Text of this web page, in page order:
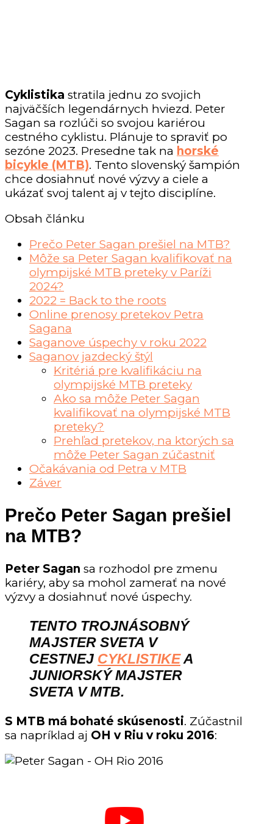
Cyklistika stratila jednu zo svojich
najväčších legendárnych hviezd. Peter
Sagan sa rozlúči so svojou kariérou
cestného cyklistu. Plánuje to spraviť po
sezóne 2023. Presedne tak na horské
bicykle (MTB). Tento slovenský šampión
chce dosiahnuť nové výzvy a ciele a
ukázať svoj talent aj v tejto disciplíne.
Obsah článku
Prečo Peter Sagan prešiel na MTB?
Môže sa Peter Sagan kvalifikovať na
olympijské MTB preteky v Paríži
2024?
2022 = Back to the roots
Online prenosy pretekov Petra
Sagana
Saganove úspechy v roku 2022
Saganov jazdecký štýl
Kritériá pre kvalifikáciu na
olympijské MTB preteky
Ako sa môže Peter Sagan
kvalifikovať na olympijské MTB
preteky?
Prehľad pretekov, na ktorých sa
môže Peter Sagan zúčastniť
Očakávania od Petra v MTB
Záver
Prečo Peter Sagan prešiel
na MTB?
Peter Sagan sa rozhodol pre zmenu
kariéry, aby sa mohol zamerať na nové
výzvy a dosiahnuť nové úspechy.
TENTO TROJNÁSOBNÝ
MAJSTER SVETA V
CESTNEJ CYKLISTIKEA
JUNIORSKÝ MAJSTER
SVETA V MTB.
S MTB má bohaté skúsenosti. Zúčastnil
sa napríklad aj OH v Riu v roku 2016: